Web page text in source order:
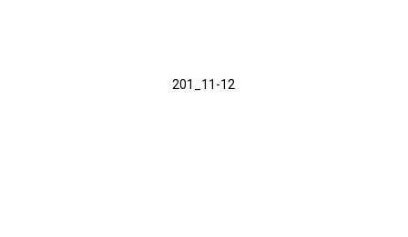
201_11-12